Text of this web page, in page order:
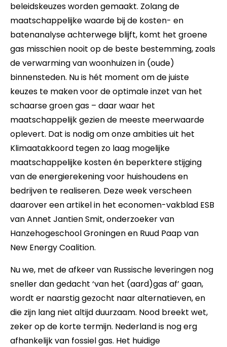
beleidskeuzes worden gemaakt. Zolang de
maatschappelijke waarde bij de kosten- en
batenanalyse achterwege blijft, komt het groene
gas misschien nooit op de beste bestemming, zoals
de verwarming van woonhuizen in (oude)
binnensteden. Nu is hét moment om de juiste
keuzes te maken voor de optimale inzet van het
schaarse groen gas – daar waar het
maatschappelijk gezien de meeste meerwaarde
oplevert. Dat is nodig om onze ambities uit het
Klimaatakkoord tegen zo laag mogelijke
maatschappelijke kosten én beperktere stijging
van de energierekening voor huishoudens en
bedrijven te realiseren. Deze week verscheen
daarover een artikel in het economen-vakblad ESB
van Annet Jantien Smit, onderzoeker van
Hanzehogeschool Groningen en Ruud Paap van
New Energy Coalition.
Nu we, met de afkeer van Russische leveringen nog
sneller dan gedacht ‘van het (aard)gas af’ gaan,
wordt er naarstig gezocht naar alternatieven, en
die zijn lang niet altijd duurzaam. Nood breekt wet,
zeker op de korte termijn. Nederland is nog erg
afhankelijk van fossiel gas. Het huidige